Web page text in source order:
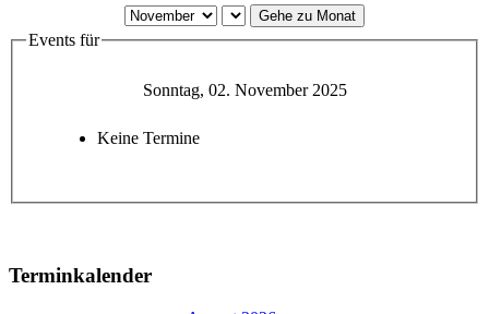
Gehe zu Monat
Events für
Sonntag, 02. November 2025
Keine Termine
Terminkalender